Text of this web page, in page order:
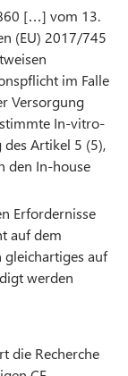
[…] vom 13.
(EU) 2017/745
im Falle
Versorgung
In-vitro-
Artikel 5 (5),
den In-house
Erfordernisse
auf dem
gleichartiges auf
werden
die Recherche